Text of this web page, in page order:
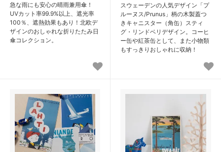
急な雨にも安心の晴雨兼用傘！
UVカット率99.9%以上、遮光率
100％、遮熱効果もあり！北欧デ
ザインのおしゃれな折りたたみ日
傘コレクション。
スウェーデンの人気デザイン「プ
ルーヌス/Prunus」柄の木製蓋つ
きキャニスター（角缶）スティ
グ・リンドベリデザイン。コーヒ
ー缶や紅茶缶として、また小物類
もすっきりおしゃれに収納！